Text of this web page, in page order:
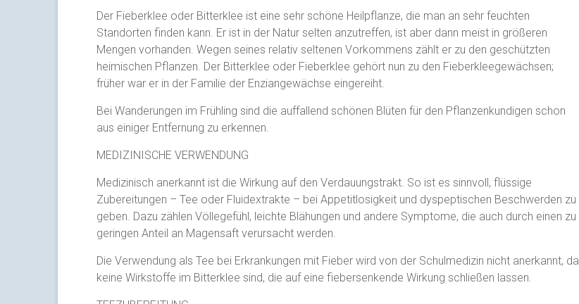
Der Fieberklee oder Bitterklee ist eine sehr schöne Heilpflanze, die man an sehr feuchten
Standorten finden kann. Er ist in der Natur selten anzutreffen, ist aber dann meist in größeren
Mengen vorhanden. Wegen seines relativ seltenen Vorkommens zählt er zu den geschützten
heimischen Pflanzen. Der Bitterklee oder Fieberklee gehört nun zu den Fieberkleegewächsen;
früher war er in der Familie der Enziangewächse eingereiht.
Bei Wanderungen im Frühling sind die auffallend schönen Blüten für den Pflanzenkundigen schon
aus einiger Entfernung zu erkennen.
MEDIZINISCHE VERWENDUNG
Medizinisch anerkannt ist die Wirkung auf den Verdauungstrakt. So ist es sinnvoll, flüssige
Zubereitungen – Tee oder Fluidextrakte – bei Appetitlosigkeit und dyspeptischen Beschwerden zu
geben. Dazu zählen Völlegefühl, leichte Blähungen und andere Symptome, die auch durch einen zu
geringen Anteil an Magensaft verursacht werden.
Die Verwendung als Tee bei Erkrankungen mit Fieber wird von der Schulmedizin nicht anerkannt, da
keine Wirkstoffe im Bitterklee sind, die auf eine fiebersenkende Wirkung schließen lassen.